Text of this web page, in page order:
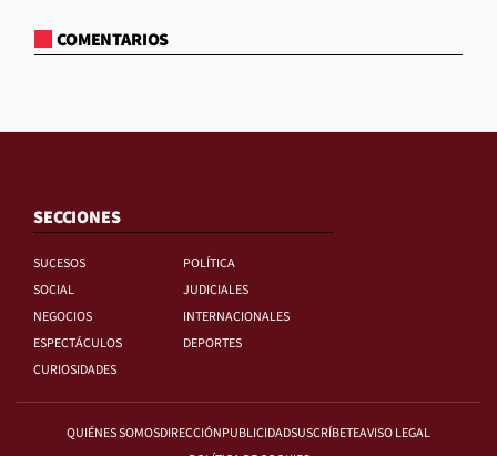
COMENTARIOS
SECCIONES
SUCESOS
POLÍTICA
SOCIAL
JUDICIALES
NEGOCIOS
INTERNACIONALES
ESPECTÁCULOS
DEPORTES
CURIOSIDADES
QUIÉNES SOMOSDIRECCIÓNPUBLICIDADSUSCRÍBETEAVISO LEGAL